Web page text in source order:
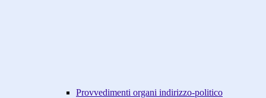
Provvedimenti organi indirizzo-politico